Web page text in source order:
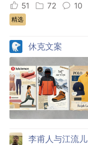
51 72 10
精选
休克文案
李甫人与江流儿